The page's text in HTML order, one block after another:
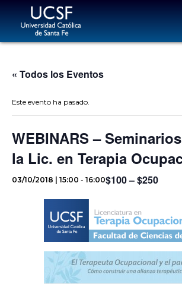
« Todos los Eventos
Este evento ha pasado.
WEBINARS –
la Lic. en Terapia
03/10/2018 | 15:00 - 16:00$100 – $250